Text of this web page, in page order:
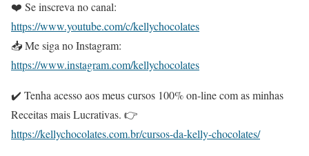
❤️ Se inscreva no canal:
https://www.youtube.com/c/kellychocolates
📥 Me siga no Instagram:
https://www.instagram.com/kellychocolates
✔️ Tenha acesso aos meus cursos 100% on-line com as minhas
Receitas mais Lucrativas. 👉
https://kellychocolates.com.br/cursos-da-kelly-chocolates/